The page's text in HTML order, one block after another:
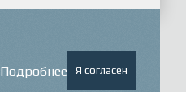
Подробнее Я согласен